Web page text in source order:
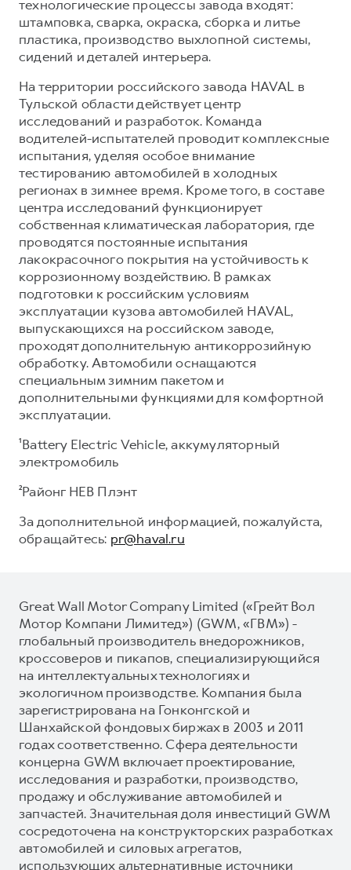
технологические процессы завода входят:
штамповка, сварка, окраска, сборка и литье
пластика, производство выхлопной системы,
сидений и деталей интерьера.
На территории российского завода HAVAL в
Тульской области действует центр
исследований и разработок. Команда
водителей-испытателей проводит комплексные
испытания, уделяя особое внимание
тестированию автомобилей в холодных
регионах в зимнее время. Кроме того, в составе
центра исследований функционирует
собственная климатическая лаборатория, где
проводятся постоянные испытания
лакокрасочного покрытия на устойчивость к
коррозионному воздействию. В рамках
подготовки к российским условиям
эксплуатации кузова автомобилей HAVAL,
выпускающихся на российском заводе,
проходят дополнительную антикоррозийную
обработку. Автомобили оснащаются
специальным зимним пакетом и
дополнительными функциями для комфортной
эксплуатации.
¹Battery Electric Vehicle, аккумуляторный
электромобиль
²Районг НЕВ Плэнт
За дополнительной информацией, пожалуйста,
обращайтесь: pr@haval.ru
Great Wall Motor Company Limited («Грейт Вол
Мотор Компани Лимитед») (GWM, «ГВМ») -
глобальный производитель внедорожников,
кроссоверов и пикапов, специализирующийся
на интеллектуальных технологиях и
экологичном производстве. Компания была
зарегистрирована на Гонконгской и
Шанхайской фондовых биржах в 2003 и 2011
годах соответственно. Сфера деятельности
концерна GWM включает проектирование,
исследования и разработки, производство,
продажу и обслуживание автомобилей и
запчастей. Значительная доля инвестиций GWM
сосредоточена на конструкторских разработках
автомобилей и силовых агрегатов,
использующих альтернативные источники